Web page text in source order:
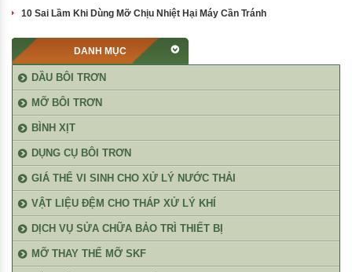
10 Sai Lầm Khi Dùng Mỡ Chịu Nhiệt Hại Máy Cần Tránh
DANH MỤC
DẦU BÔI TRƠN
MỠ BÔI TRƠN
BÌNH XỊT
DỤNG CỤ BÔI TRƠN
GIÁ THỂ VI SINH CHO XỬ LÝ NƯỚC THẢI
VẬT LIỆU ĐỆM CHO THÁP XỬ LÝ KHÍ
DỊCH VỤ SỬA CHỮA BẢO TRÌ THIẾT BỊ
MỠ THAY THẾ MỠ SKF